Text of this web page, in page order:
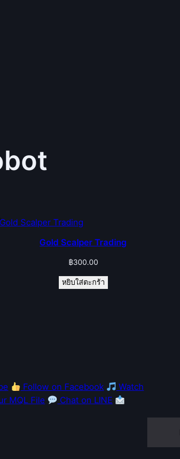
Gold Scalper Trading
฿300.00
หยิบใส่ตะกร้า
Follow on Facebook
Watch
MQL File
Chat on LINE